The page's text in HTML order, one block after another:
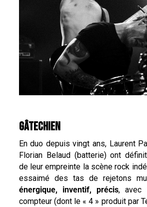
GÂTECHIEN
En duo depuis vingt ans, Laurent
Florian Belaud (batterie) ont
de leur empreinte la scène rock
essaimé des tas de rejetons
énergique, inventif, précis, avec
compteur (dont le « 4 » produit par